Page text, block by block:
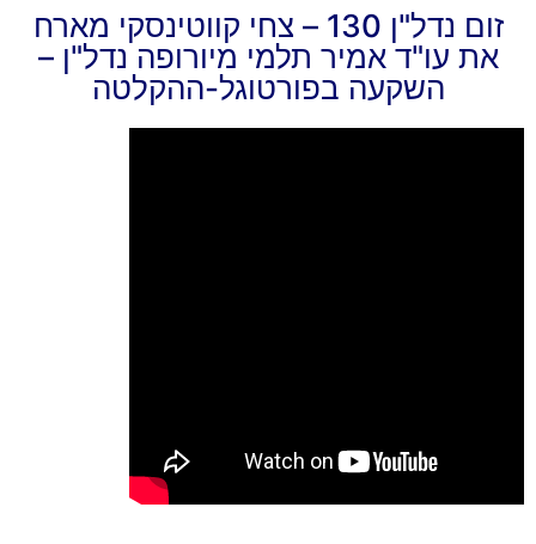
זום נדל"ן 130 – צחי קווטינסקי מארח
את עו"ד אמיר תלמי מיורופה נדל"ן –
השקעה בפורטוגל-ההקלטה